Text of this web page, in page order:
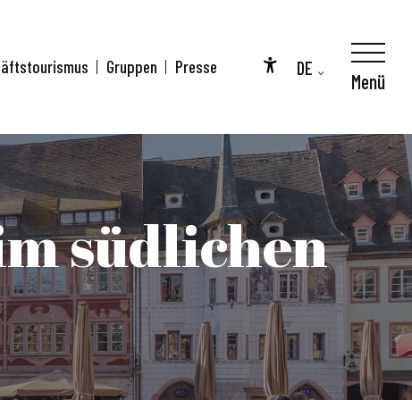
Accessibilité
DE
Gruppen Presse
Menü
südlichen